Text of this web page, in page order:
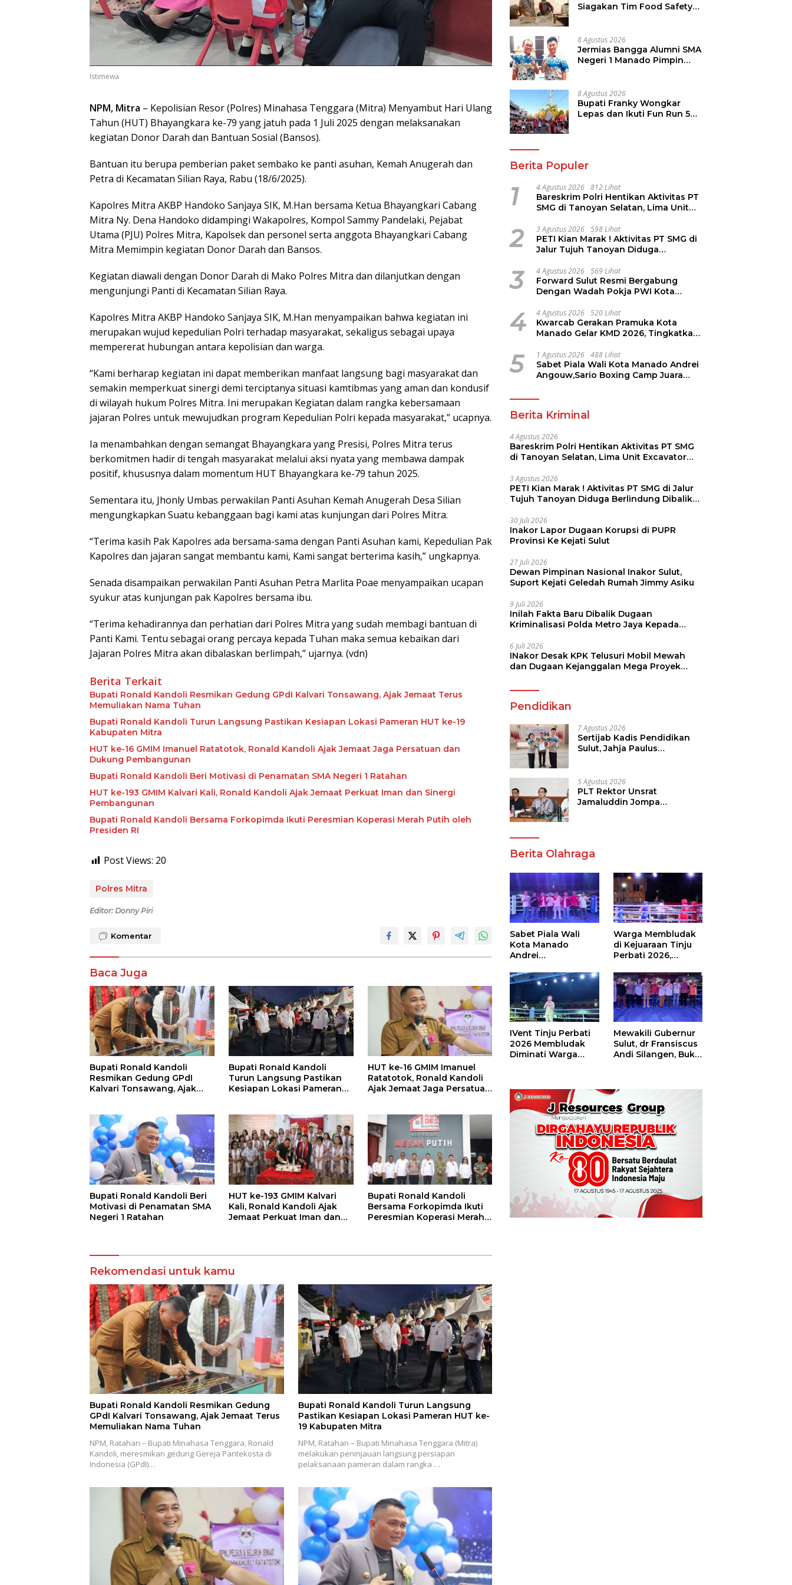
Istimewa
NPM, Mitra – Kepolisian Resor (Polres) Minahasa Tenggara (Mitra) Menyambut Hari Ulang
Tahun (HUT) Bhayangkara ke-79 yang jatuh pada 1 Juli 2025 dengan melaksanakan
kegiatan Donor Darah dan Bantuan Sosial (Bansos).
Bantuan itu berupa pemberian paket sembako ke panti asuhan, Kemah Anugerah dan
Petra di Kecamatan Silian Raya, Rabu (18/6/2025).
Kapolres Mitra AKBP Handoko Sanjaya SIK, M.Han bersama Ketua Bhayangkari Cabang
Mitra Ny. Dena Handoko didampingi Wakapolres, Kompol Sammy Pandelaki, Pejabat
Utama (PJU) Polres Mitra, Kapolsek dan personel serta anggota Bhayangkari Cabang
Mitra Memimpin kegiatan Donor Darah dan Bansos.
Kegiatan diawali dengan Donor Darah di Mako Polres Mitra dan dilanjutkan dengan
mengunjungi Panti di Kecamatan Silian Raya.
Kapolres Mitra AKBP Handoko Sanjaya SIK, M.Han menyampaikan bahwa kegiatan ini
merupakan wujud kepedulian Polri terhadap masyarakat, sekaligus sebagai upaya
mempererat hubungan antara kepolisian dan warga.
“Kami berharap kegiatan ini dapat memberikan manfaat langsung bagi masyarakat dan
semakin memperkuat sinergi demi terciptanya situasi kamtibmas yang aman dan kondusif
di wilayah hukum Polres Mitra. Ini merupakan Kegiatan dalam rangka kebersamaan
jajaran Polres untuk mewujudkan program Kepedulian Polri kepada masyarakat,” ucapnya.
Ia menambahkan dengan semangat Bhayangkara yang Presisi, Polres Mitra terus
berkomitmen hadir di tengah masyarakat melalui aksi nyata yang membawa dampak
positif, khususnya dalam momentum HUT Bhayangkara ke-79 tahun 2025.
Sementara itu, Jhonly Umbas perwakilan Panti Asuhan Kemah Anugerah Desa Silian
mengungkapkan Suatu kebanggaan bagi kami atas kunjungan dari Polres Mitra.
“Terima kasih Pak Kapolres ada bersama-sama dengan Panti Asuhan kami, Kepedulian Pak
Kapolres dan jajaran sangat membantu kami, Kami sangat berterima kasih,” ungkapnya.
Senada disampaikan perwakilan Panti Asuhan Petra Marlita Poae menyampaikan ucapan
syukur atas kunjungan pak Kapolres bersama ibu.
“Terima kehadirannya dan perhatian dari Polres Mitra yang sudah membagi bantuan di
Panti Kami. Tentu sebagai orang percaya kepada Tuhan maka semua kebaikan dari
Jajaran Polres Mitra akan dibalaskan berlimpah,” ujarnya. (vdn)
Berita Terkait
Bupati Ronald Kandoli Resmikan Gedung GPdI Kalvari Tonsawang, Ajak Jemaat Terus
Memuliakan Nama Tuhan
Bupati Ronald Kandoli Turun Langsung Pastikan Kesiapan Lokasi Pameran HUT ke-19
Kabupaten Mitra
HUT ke-16 GMIM Imanuel Ratatotok, Ronald Kandoli Ajak Jemaat Jaga Persatuan dan
Dukung Pembangunan
Bupati Ronald Kandoli Beri Motivasi di Penamatan SMA Negeri 1 Ratahan
HUT ke-193 GMIM Kalvari Kali, Ronald Kandoli Ajak Jemaat Perkuat Iman dan Sinergi
Pembangunan
Bupati Ronald Kandoli Bersama Forkopimda Ikuti Peresmian Koperasi Merah Putih oleh
Presiden RI
Post Views: 20
Polres Mitra
Editor: Donny Piri
Komentar
Baca Juga
Bupati Ronald Kandoli
Resmikan Gedung GPdI
Kalvari Tonsawang, Ajak
Bupati Ronald Kandoli
Turun Langsung Pastikan
Kesiapan Lokasi Pameran
HUT ke-16 GMIM Imanuel
Ratatotok, Ronald Kandoli
Ajak Jemaat Jaga Persatuan
Bupati Ronald Kandoli Beri
Motivasi di Penamatan SMA
Negeri 1 Ratahan
HUT ke-193 GMIM Kalvari
Kali, Ronald Kandoli Ajak
Jemaat Perkuat Iman dan
Bupati Ronald Kandoli
Bersama Forkopimda Ikuti
Peresmian Koperasi Merah
Rekomendasi untuk kamu
Bupati Ronald Kandoli Resmikan Gedung
GPdI Kalvari Tonsawang, Ajak Jemaat Terus
Memuliakan Nama Tuhan
NPM, Ratahan – Bupati Minahasa Tenggara, Ronald
Kandoli, meresmikan gedung Gereja Pantekosta di
Indonesia (GPdI)…
Bupati Ronald Kandoli Turun Langsung
Pastikan Kesiapan Lokasi Pameran HUT ke-
19 Kabupaten Mitra
NPM, Ratahan – Bupati Minahasa Tenggara (Mitra)
melakukan peninjauan langsung persiapan
pelaksanaan pameran dalam rangka …
Siagakan Tim Food Safety
8 Agustus 2026
Jermias Bangga Alumni SMA
Negeri 1 Manado Pimpin
8 Agustus 2026
Bupati Franky Wongkar
Lepas dan Ikuti Fun Run 5K
Berita Populer
1 4 Agustus 2026 812 Lihat
Bareskrim Polri Hentikan Aktivitas PT
SMG di Tanoyan Selatan, Lima Unit
2 3 Agustus 2026 598 Lihat
PETI Kian Marak ! Aktivitas PT SMG di
Jalur Tujuh Tanoyan Diduga
3 4 Agustus 2026 569 Lihat
Forward Sulut Resmi Bergabung
Dengan Wadah Pokja PWI Kota
4 4 Agustus 2026 520 Lihat
Kwarcab Gerakan Pramuka Kota
Manado Gelar KMD 2026, Tingkatkan
Pramuka
5 1 Agustus 2026 488 Lihat
Sabet Piala Wali Kota Manado Andrei
Angouw,Sario Boxing Camp Juara
Berita Kriminal
4 Agustus 2026
Bareskrim Polri Hentikan Aktivitas PT SMG
di Tanoyan Selatan, Lima Unit Excavator
3 Agustus 2026
PETI Kian Marak ! Aktivitas PT SMG di Jalur
Tujuh Tanoyan Diduga Berlindung Dibalik
30 Juli 2026
Inakor Lapor Dugaan Korupsi di PUPR
Provinsi Ke Kejati Sulut
27 Juli 2026
Dewan Pimpinan Nasional Inakor Sulut,
Suport Kejati Geledah Rumah Jimmy Asiku
9 Juli 2026
Inilah Fakta Baru Dibalik Dugaan
Kriminalisasi Polda Metro Jaya Kepada
6 Juli 2026
INakor Desak KPK Telusuri Mobil Mewah
dan Dugaan Kejanggalan Mega Proyek
Pendidikan
7 Agustus 2026
Sertijab Kadis Pendidikan
Sulut, Jahja Paulus
Pendidikan
5 Agustus 2026
PLT Rektor Unsrat
Jamaluddin Jompa
Berita Olahraga
Sabet Piala Wali
Kota Manado
Andrei
Boxing Camp Juara
Umum Tinju Perbati
2026
Warga Membludak
di Kejuaraan Tinju
Perbati 2026,
Piala Wali Kota
IVent Tinju Perbati
2026 Membludak
Diminati Warga
Mewakili Gubernur
Sulut, dr Fransiscus
Andi Silangen, Buka
Piala Wali Kota
Manado